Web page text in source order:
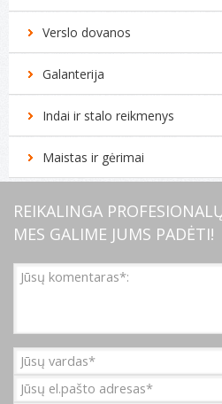
Verslo dovanos
Galanterija
Indai ir stalo reikmenys
Maistas ir gėrimai
REIKALINGA
MES GALIME JUMS PADĖTI!